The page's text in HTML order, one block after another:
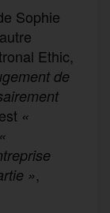
Sophie
Ethic,
de
est «
«
»,